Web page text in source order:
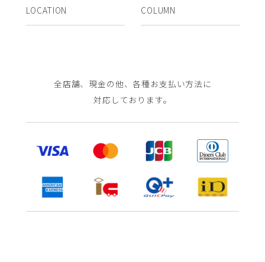
LOCATION COLUMN
全店舗、現金の他、各種お支払い方法に
対応しております。